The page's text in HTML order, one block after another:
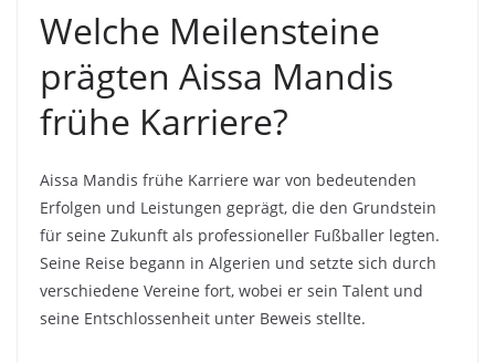
Welche Meilensteine
prägten Aissa Mandis
frühe Karriere?
Aissa Mandis frühe Karriere war von bedeutenden
Erfolgen und Leistungen geprägt, die den Grundstein
für seine Zukunft als professioneller Fußballer legten.
Seine Reise begann in Algerien und setzte sich durch
verschiedene Vereine fort, wobei er sein Talent und
seine Entschlossenheit unter Beweis stellte.